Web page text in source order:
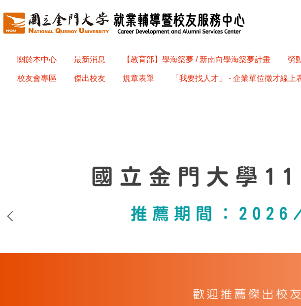
到
主
關於本中心 最新消息 【教育部】學海築夢 / 新南向學海築夢計畫 勞
校友會專區 傑出校友 規章表單 「我要找人才」 - 企業單位徵才線上